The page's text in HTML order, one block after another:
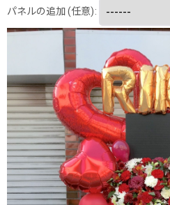
パネルの追加(任意):